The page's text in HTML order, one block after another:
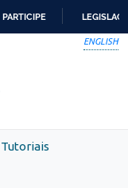
PARTICIPE
ENGLISH
Tutoriais